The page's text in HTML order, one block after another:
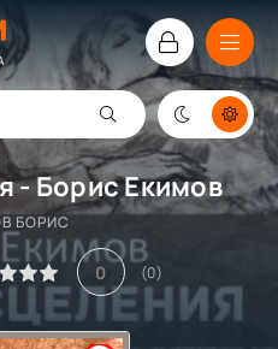
- Борис Екимов
БОРИС
0 (0)